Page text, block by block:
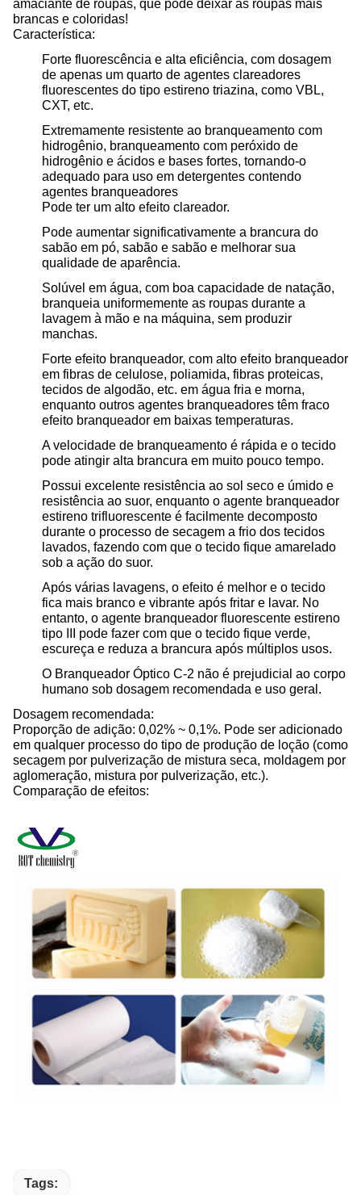
amaciante de roupas, que pode deixar as roupas mais
brancas e coloridas!
Característica:
Forte fluorescência e alta eficiência, com dosagem
de apenas um quarto de agentes clareadores
fluorescentes do tipo estireno triazina, como VBL,
CXT, etc.
Extremamente resistente ao branqueamento com
hidrogênio, branqueamento com peróxido de
hidrogênio e ácidos e bases fortes, tornando-o
adequado para uso em detergentes contendo
agentes branqueadores
Pode ter um alto efeito clareador.
Pode aumentar significativamente a brancura do
sabão em pó, sabão e sabão e melhorar sua
qualidade de aparência.
Solúvel em água, com boa capacidade de natação,
branqueia uniformemente as roupas durante a
lavagem à mão e na máquina, sem produzir
manchas.
Forte efeito branqueador, com alto efeito branqueador
em fibras de celulose, poliamida, fibras proteicas,
tecidos de algodão, etc. em água fria e morna,
enquanto outros agentes branqueadores têm fraco
efeito branqueador em baixas temperaturas.
A velocidade de branqueamento é rápida e o tecido
pode atingir alta brancura em muito pouco tempo.
Possui excelente resistência ao sol seco e úmido e
resistência ao suor, enquanto o agente branqueador
estireno trifluorescente é facilmente decomposto
durante o processo de secagem a frio dos tecidos
lavados, fazendo com que o tecido fique amarelado
sob a ação do suor.
Após várias lavagens, o efeito é melhor e o tecido
fica mais branco e vibrante após fritar e lavar. No
entanto, o agente branqueador fluorescente estireno
tipo III pode fazer com que o tecido fique verde,
escureça e reduza a brancura após múltiplos usos.
O Branqueador Óptico C-2 não é prejudicial ao corpo
humano sob dosagem recomendada e uso geral.
Dosagem recomendada:
Proporção de adição: 0,02% ~ 0,1%. Pode ser adicionado
em qualquer processo do tipo de produção de loção (como
secagem por pulverização de mistura seca, moldagem por
aglomeração, mistura por pulverização, etc.).
Comparação de efeitos:
Tags: